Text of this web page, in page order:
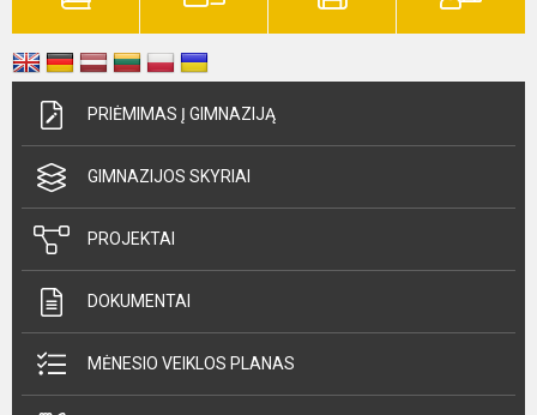
PRIĖMIMAS Į GIMNAZIJĄ
GIMNAZIJOS SKYRIAI
PROJEKTAI
DOKUMENTAI
MĖNESIO VEIKLOS PLANAS